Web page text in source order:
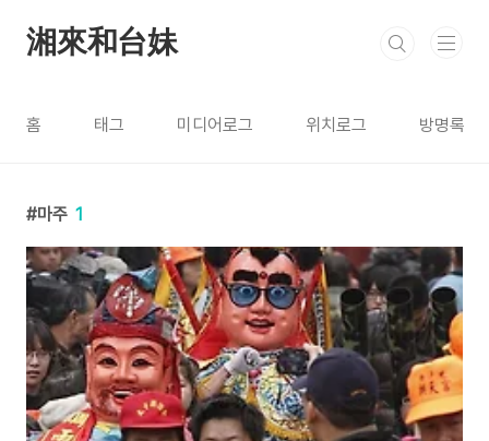
湘來和台妹
홈 태그 미디어로그 위치로그 방명록
마주 1